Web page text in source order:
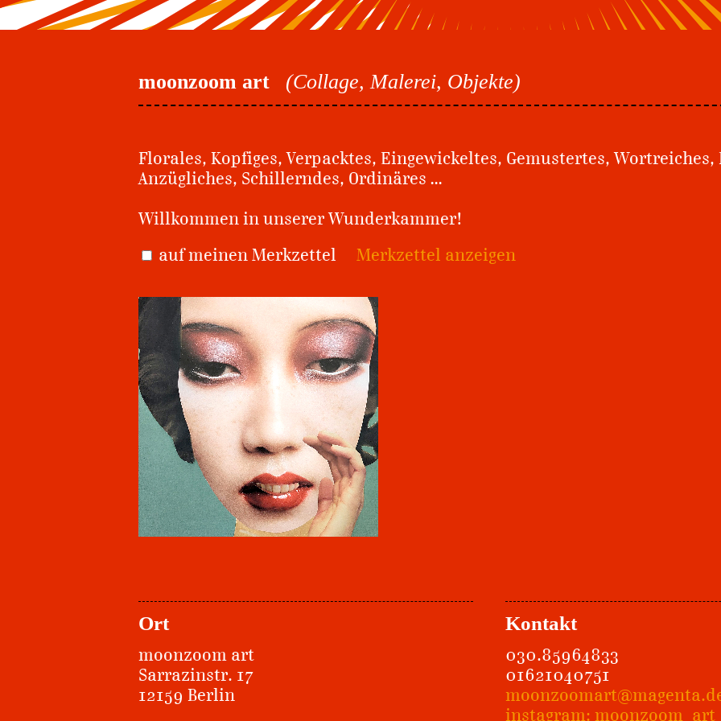
moonzoom art (Collage, Malerei, Objekte)
Florales, Kopfiges, Verpacktes, Eingewickeltes, Gemustertes,
Anzügliches, Schillerndes, Ordinäres …
Willkommen in unserer Wunderkammer!
auf meinen Merkzettel Merkzettel anzeigen
Ort
moonzoom art
Sarrazinstr. 17
12159 Berlin
Kontakt
030.85964833
01621040751
instagram: moonzoom_art